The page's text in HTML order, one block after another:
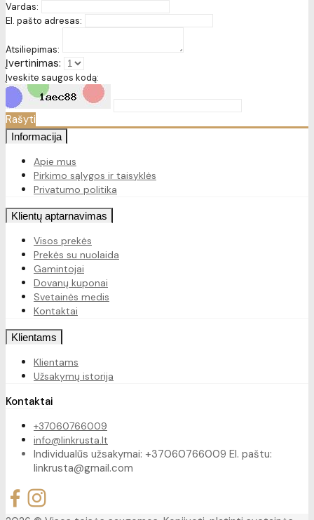
Vardas:
El. pašto adresas:
Atsiliepimas:
Įvertinimas:
Įveskite saugos kodą:
Rašyti
Informacija
Apie mus
Pirkimo sąlygos ir taisyklės
Privatumo politika
Klientų aptarnavimas
Visos prekės
Prekės su nuolaida
Gamintojai
Dovanų kuponai
Svetainės medis
Kontaktai
Klientams
Klientams
Užsakymų istorija
Kontaktai
+37060766009
info@linkrusta.lt
Individualūs užsakymai: +37060766009 El. paštu:
linkrusta@gmail.com